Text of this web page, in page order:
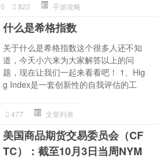
0 822 手游攻略
什么是希格指数
关于什么是希格指数这个很多人还不知
道，今天小六来为大家解答以上的问
题，现在让我们一起来看看吧！ 1、Hig
g Index是一套创新性的自我评估的工
477 文章列表
美国商品期货交易委员会（CF
TC）：截至10月3日当周NYM